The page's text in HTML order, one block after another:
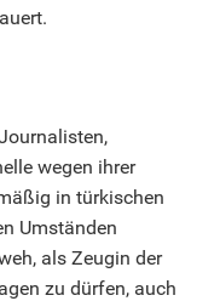
wegen ihrer
in türkischen
Umständen
als Zeugin der
zu dürfen, auch